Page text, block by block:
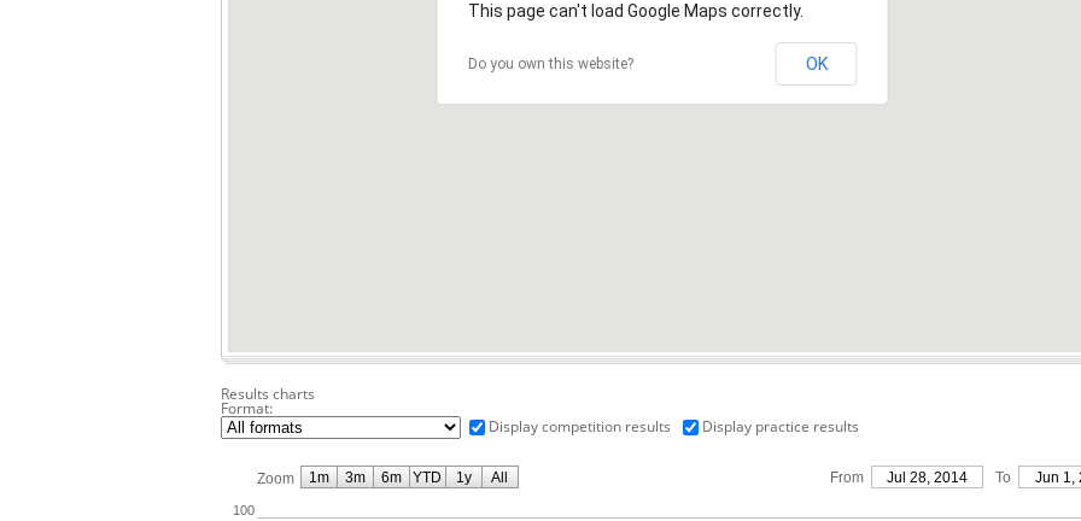
This page can't load Google Maps correctly.
Do you own this website? OK
Results charts
Format:
Display competition results
Display practice results
Zoom From Jul 28, 2014 To Jun 1,
100
1m 3m 6m YTD 1y All